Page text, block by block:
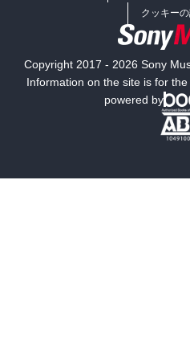
ミステリー
クッキー
Copyright 2017 - 2026 Sony
Information on the site is for
powered by